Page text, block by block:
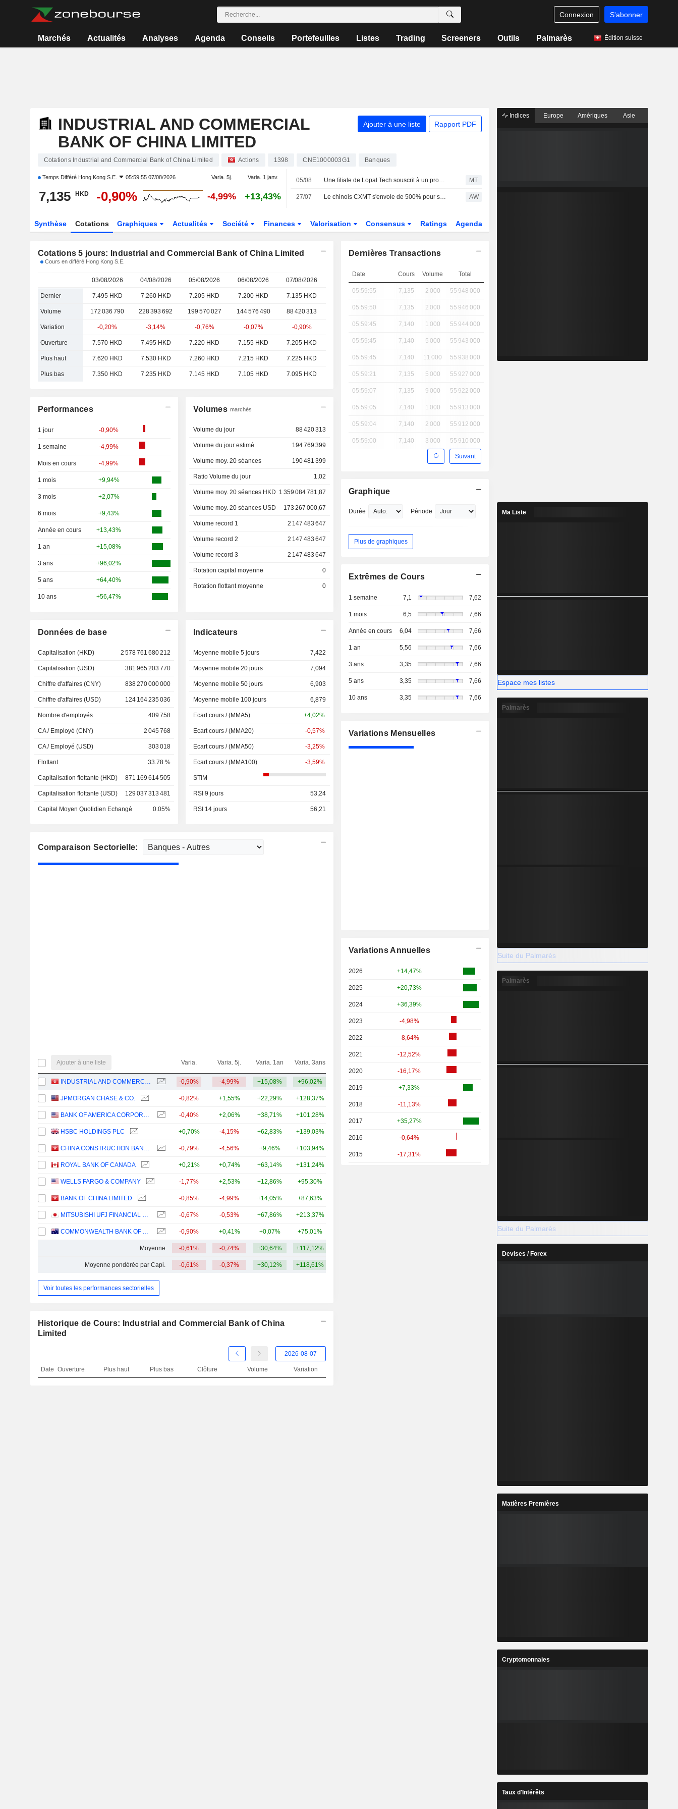
Connexion S'abonner
Marchés Actualités Analyses Agenda Conseils Portefeuilles Listes Trading Screeners Outils Palmarès Édition suisse
INDUSTRIAL AND COMMERCIAL
BANK OF CHINA LIMITED
Ajouter à une liste Rapport PDF
Cotations Industrial and Commercial Bank of China Limited Actions 1398 CNE1000003G1 Banques
Temps Différé Hong Kong S.E. 05:59:55 07/08/2026 Varia. 5j. Varia. 1 janv.
7,135 HKD -0,90% -4,99% +13,43%
05/08 Une filiale de Lopal Tech souscrit à un produit de gestion de fortune de 100 millions de yuans auprès de l'ICBC MT
27/07 Le chinois CXMT s'envole de 500% pour son entrée en Bourse AW
Synthèse Cotations Graphiques Actualités Société Finances Valorisation Consensus Ratings Agenda
Cotations 5 jours: Industrial and Commercial Bank of China Limited
Cours en différé Hong Kong S.E.
03/08/2026 04/08/2026 05/08/2026 06/08/2026 07/08/2026
Dernier 7.495 HKD 7.260 HKD 7.205 HKD 7.200 HKD 7.135 HKD
Volume 172 036 790 228 393 692 199 570 027 144 576 490 88 420 313
Variation -0,20% -3,14% -0,76% -0,07% -0,90%
Ouverture 7.570 HKD 7.495 HKD 7.220 HKD 7.155 HKD 7.205 HKD
Plus haut 7.620 HKD 7.530 HKD 7.260 HKD 7.215 HKD 7.225 HKD
Plus bas 7.350 HKD 7.235 HKD 7.145 HKD 7.105 HKD 7.095 HKD
Performances
1 jour -0,90%
1 semaine -4,99%
Mois en cours -4,99%
1 mois +9,94%
3 mois +2,07%
6 mois +9,43%
Année en cours +13,43%
1 an +15,08%
3 ans +96,02%
5 ans +64,40%
10 ans +56,47%
Volumes marchés
Volume du jour 88 420 313
Volume du jour estimé 194 769 399
Volume moy. 20 séances 190 481 399
Ratio Volume du jour 1,02
Volume moy. 20 séances HKD 1 359 084 781,87
Volume moy. 20 séances USD 173 267 000,67
Volume record 1 2 147 483 647
Volume record 2 2 147 483 647
Volume record 3 2 147 483 647
Rotation capital moyenne 0
Rotation flottant moyenne 0
Données de base
Capitalisation (HKD) 2 578 761 680 212
Capitalisation (USD) 381 965 203 770
Chiffre d'affaires (CNY) 838 270 000 000
Chiffre d'affaires (USD) 124 164 235 036
Nombre d'employés 409 758
CA / Employé (CNY) 2 045 768
CA / Employé (USD) 303 018
Flottant 33.78 %
Capitalisation flottante (HKD) 871 169 614 505
Capitalisation flottante (USD) 129 037 313 481
Capital Moyen Quotidien Echangé 0.05%
Indicateurs
Moyenne mobile 5 jours 7,422
Moyenne mobile 20 jours 7,094
Moyenne mobile 50 jours 6,903
Moyenne mobile 100 jours 6,879
Ecart cours / (MMA5) +4,02%
Ecart cours / (MMA20) -0,57%
Ecart cours / (MMA50) -3,25%
Ecart cours / (MMA100) -3,59%
STIM
RSI 9 jours 53,24
RSI 14 jours 56,21
Comparaison Sectorielle:
Ajouter à une liste Varia. Varia. 5j. Varia. 1an Varia. 3ans
INDUSTRIAL AND COMMERCIAL BANK OF CHINA LIMITED -0,90% -4,99% +15,08% +96,02%
JPMORGAN CHASE & CO. -0,82% +1,55% +22,29% +128,37%
BANK OF AMERICA CORPORATION -0,40% +2,06% +38,71% +101,28%
HSBC HOLDINGS PLC +0,70% -4,15% +62,83% +139,03%
CHINA CONSTRUCTION BANK CORPORATION -0,79% -4,56% +9,46% +103,94%
ROYAL BANK OF CANADA +0,21% +0,74% +63,14% +131,24%
WELLS FARGO & COMPANY -1,77% +2,53% +12,86% +95,30%
BANK OF CHINA LIMITED -0,85% -4,99% +14,05% +87,63%
MITSUBISHI UFJ FINANCIAL GROUP, INC. -0,67% -0,53% +67,86% +213,37%
COMMONWEALTH BANK OF AUSTRALIA -0,90% +0,41% +0,07% +75,01%
Moyenne -0,61% -0,74% +30,64% +117,12%
Moyenne pondérée par Capi. -0,61% -0,37% +30,12% +118,61%
Voir toutes les performances sectorielles
Historique de Cours: Industrial and Commercial Bank of China
Limited
Date Ouverture Plus haut Plus bas Clôture Volume Variation
Dernières Transactions
Date Cours Volume Total
05:59:55 7,135 2 000 55 948 000
05:59:50 7,135 2 000 55 946 000
05:59:45 7,140 1 000 55 944 000
05:59:45 7,140 5 000 55 943 000
05:59:45 7,140 11 000 55 938 000
05:59:21 7,135 5 000 55 927 000
05:59:07 7,135 9 000 55 922 000
05:59:05 7,140 1 000 55 913 000
05:59:04 7,140 2 000 55 912 000
05:59:00 7,140 3 000 55 910 000
Suivant
Graphique
Durée Période
Plus de graphiques
Extrêmes de Cours
1 semaine 7,1 7,62
1 mois 6,5 7,66
Année en cours 6,04 7,66
1 an 5,56 7,66
3 ans 3,35 7,66
5 ans 3,35 7,66
10 ans 3,35 7,66
Variations Mensuelles
Variations Annuelles
2026 +14,47%
2025 +20,73%
2024 +36,39%
2023 -4,98%
2022 -8,64%
2021 -12,52%
2020 -16,17%
2019 +7,33%
2018 -11,13%
2017 +35,27%
2016 -0,64%
2015 -17,31%
Indices Europe Amériques Asie
Ma Liste
Espace mes listes
Palmarès
Suite du Palmarès
Palmarès
Suite du Palmarès
Devises / Forex
Matières Premières
Cryptomonnaies
Taux d'Intérêts